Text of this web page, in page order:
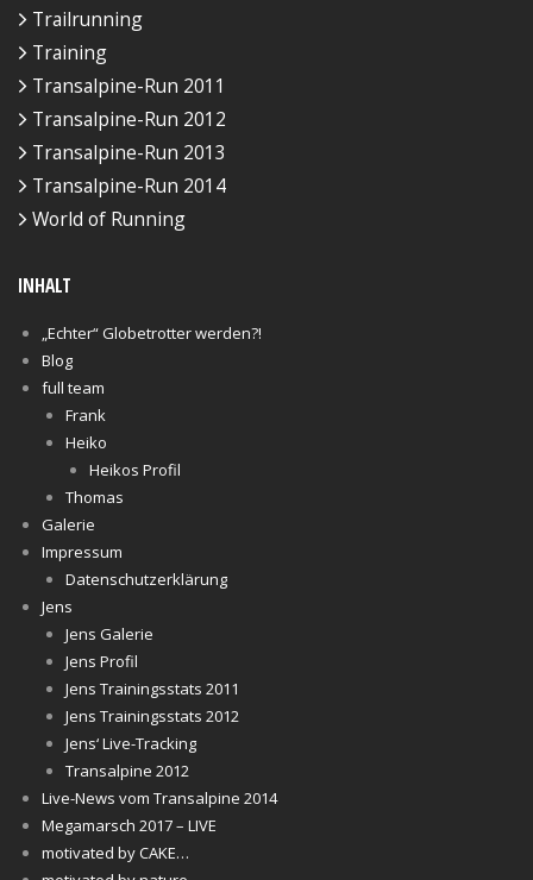
Trailrunning
Training
Transalpine-Run 2011
Transalpine-Run 2012
Transalpine-Run 2013
Transalpine-Run 2014
World of Running
INHALT
„Echter“ Globetrotter werden?!
Blog
full team
Frank
Heiko
Heikos Profil
Thomas
Galerie
Impressum
Datenschutzerklärung
Jens
Jens Galerie
Jens Profil
Jens Trainingsstats 2011
Jens Trainingsstats 2012
Jens‘ Live-Tracking
Transalpine 2012
Live-News vom Transalpine 2014
Megamarsch 2017 – LIVE
motivated by CAKE…